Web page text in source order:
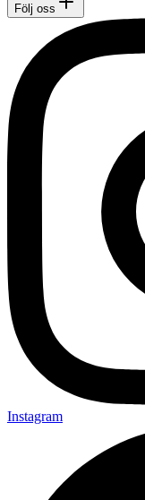
Följ oss
Instagram